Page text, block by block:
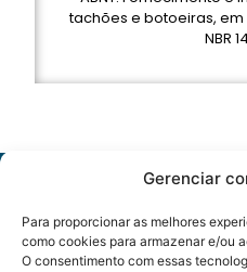
Gerenciar
Para proporcionar as melhores
como cookies para armazenar e/ou
O consentimento com essas
tachões e botoeiras,
NBR